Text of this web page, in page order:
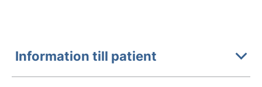
Information till patient